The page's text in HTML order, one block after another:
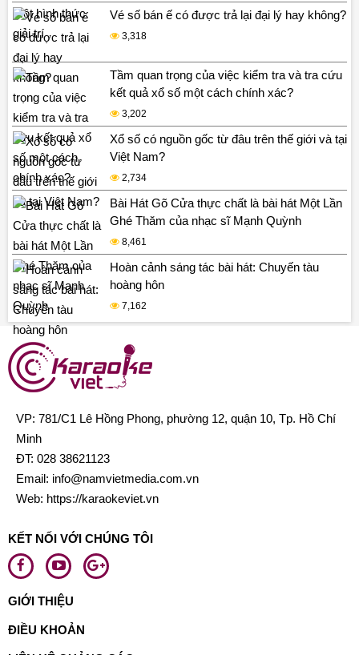
Vé số bán ế có được trả lại đại lý hay không?
3,318
Tầm quan trọng của việc kiểm tra và tra cứu
kết quả xổ số một cách chính xác?
3,202
Xổ số có nguồn gốc từ đâu trên thế giới và tại
Việt Nam?
2,734
Bài Hát Gõ Cửa thực chất là bài hát Một Lần
Ghé Thăm của nhạc sĩ Mạnh Quỳnh
8,461
Hoàn cảnh sáng tác bài hát: Chuyến tàu
hoàng hôn
7,162
VP: 781/C1 Lê Hồng Phong, phường 12, quận 10, Tp. Hồ Chí
Minh
ĐT: 028 38621123
Email: info@namvietmedia.com.vn
Web: https://karaokeviet.vn
KẾT NỐI VỚI CHÚNG TÔI
GIỚI THIỆU
ĐIỀU KHOẢN